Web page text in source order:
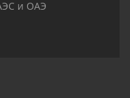
и ОАЭ